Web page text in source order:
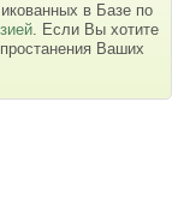
в Базе по
. Если Вы хотите
Ваших